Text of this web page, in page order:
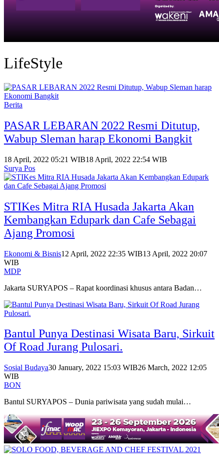
LifeStyle
Berita
PASAR LEBARAN 2022 Resmi Ditutup,
Wabup Sleman harap Ekonomi Bangkit
18 April, 2022 05:21 WIB18 April, 2022 22:54 WIB
Surya Pos
STIKes Mitra RIA Husada Jakarta Akan
Kembangkan Edupark dan Cafe Sebagai
Ajang Promosi
Ekonomi & Bisnis12 April, 2022 22:35 WIB13 April, 2022 20:07
WIB
MDP
Jakarta SURYAPOS – Rapat koordinasi khusus antara Badan…
Bantul Punya Destinasi Wisata Baru, Sirkuit
Of Road Jurang Pulosari.
Sosial Budaya30 January, 2022 15:03 WIB26 March, 2022 12:05
WIB
BON
Bantul SURYAPOS – Dunia pariwisata yang sudah mulai…